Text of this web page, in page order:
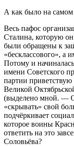
А как было на самом
Весь пафос
Сталина, которую он
были обращены к
«бесклассового», а
Потому и
имени Советского
партии
Великой
(выделено мной. —
«скрывать» свой
подчёркивает
которое воины
ответить на это
Соловьёва?